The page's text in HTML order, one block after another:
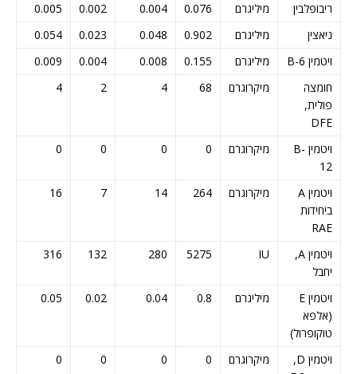
ריבופלבין
מיליגרם 0.076
0.004
0.002
0.005
ניאצין
מיליגרם 0.902
0.048
0.023
0.054
ויטמין B-6
מיליגרם 0.155
0.008
0.004
0.009
חומצה
פולית,
DFE
מיקרוגרם 68
4
2
4
ויטמין B-
12
מיקרוגרם 0
0
0
0
ויטמין A
ביחידות
RAE
מיקרוגרם 264
14
7
16
ויטמין A,
יחבל
IU
5275
280
132
316
ויטמין E
(אלפא
טוקופרול)
מיליגרם 0.8
0.04
0.02
0.05
ויטמין D,
מיקרוגרם 0
0
0
0